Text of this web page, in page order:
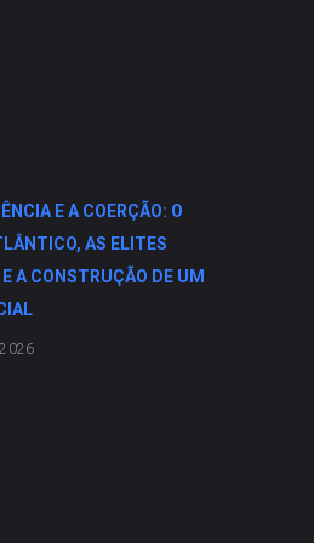
E A COERÇÃO: O
AS ELITES
A CONSTRUÇÃO DE UM